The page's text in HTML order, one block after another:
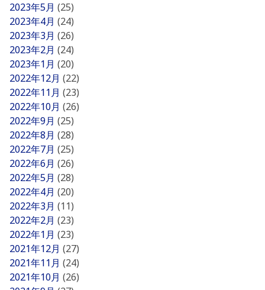
2023年5月 (25)
2023年4月 (24)
2023年3月 (26)
2023年2月 (24)
2023年1月 (20)
2022年12月 (22)
2022年11月 (23)
2022年10月 (26)
2022年9月 (25)
2022年8月 (28)
2022年7月 (25)
2022年6月 (26)
2022年5月 (28)
2022年4月 (20)
2022年3月 (11)
2022年2月 (23)
2022年1月 (23)
2021年12月 (27)
2021年11月 (24)
2021年10月 (26)